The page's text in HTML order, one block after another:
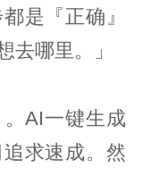
是『正确』
去哪里。」
AI一键生成
求速成。然